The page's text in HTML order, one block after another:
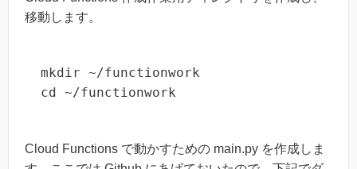
移動します。
mkdir ~/functionwork
cd ~/functionwork
Cloud Functions で動かすための main.py を作成しま